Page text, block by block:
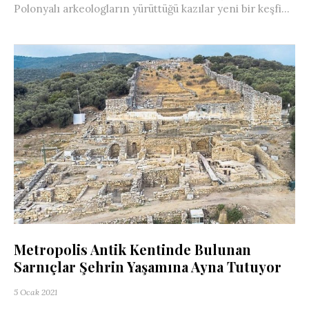
Polonyalı arkeologların yürüttüğü kazılar yeni bir keşfi...
Metropolis Antik Kentinde Bulunan
Sarnıçlar Şehrin Yaşamına Ayna Tutuyor
5 Ocak 2021